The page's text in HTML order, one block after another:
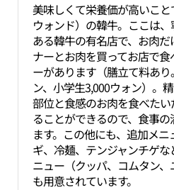
美味しくて栄養価が高いこ
ウォンド）の韓牛。ここは
ある韓牛の有名店で、お肉
ナーとお肉を買ってお店で
ーがあります（膳立て料あ
ン、小学生3,000ウォン）。
部位と食感のお肉を食べた
ることができるので、食事
ます。この他にも、追加メ
ギ、冷麺、テンジャンチゲ
ニュー（クッパ、コムタン、
も用意されています。